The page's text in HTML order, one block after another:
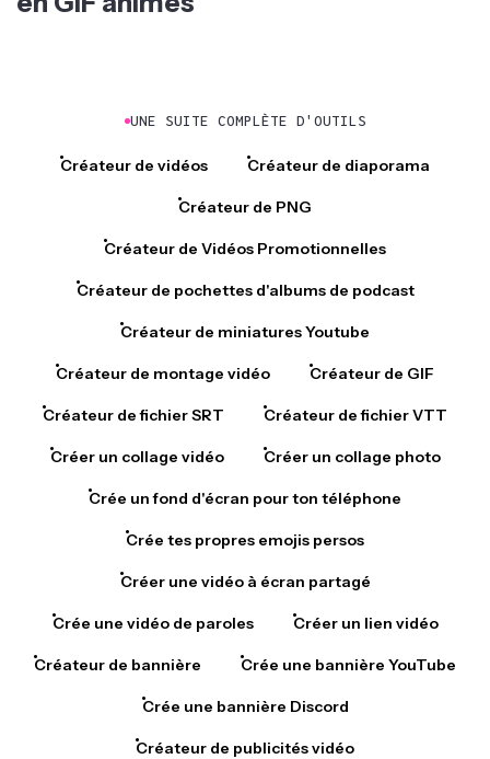
UNE SUITE COMPLÈTE D'OUTILS
Créateur de vidéos Créateur de diaporama
Créateur de PNG
Créateur de Vidéos Promotionnelles
Créateur de pochettes d'albums de podcast
Créateur de miniatures Youtube
Créateur de montage vidéo Créateur de GIF
Créateur de fichier SRT Créateur de fichier VTT
Créer un collage vidéo Créer un collage photo
Crée un fond d'écran pour ton téléphone
Crée tes propres emojis persos
Créer une vidéo à écran partagé
Crée une vidéo de paroles Créer un lien vidéo
Créateur de bannière Crée une bannière YouTube
Crée une bannière Discord
Créateur de publicités vidéo